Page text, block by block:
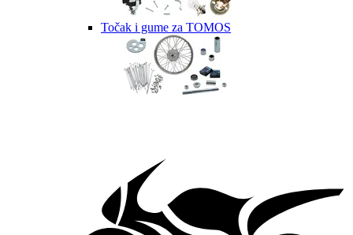
Točak i gume za TOMOS